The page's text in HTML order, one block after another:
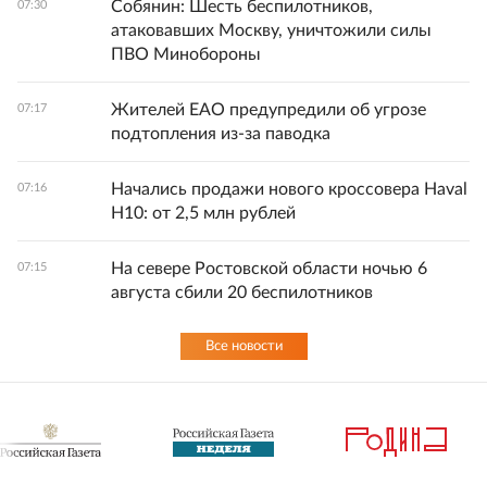
07:30
Собянин: Шесть беспилотников,
атаковавших Москву, уничтожили силы
ПВО Минобороны
07:17
Жителей ЕАО предупредили об угрозе
подтопления из-за паводка
07:16
Начались продажи нового кроссовера Haval
H10: от 2,5 млн рублей
07:15
На севере Ростовской области ночью 6
августа сбили 20 беспилотников
Все новости